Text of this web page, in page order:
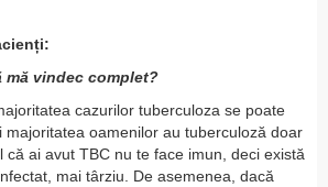
mă vindec complet?
cazurilor tuberculoza se poate
majoritatea oamenilor au tuberculoză doar
că ai avut TBC nu te face imun, deci există
mai târziu. De asemenea, dacă